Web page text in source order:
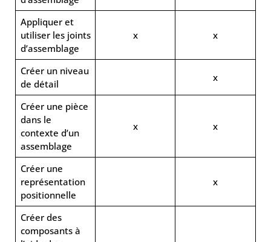
Appliquer et
utiliser les joints
d’assemblage
x x
Créer un niveau
de détail
x
Créer une pièce
dans le
contexte d’un
assemblage
x x
Créer une
représentation
positionnelle
x
Créer des
composants à